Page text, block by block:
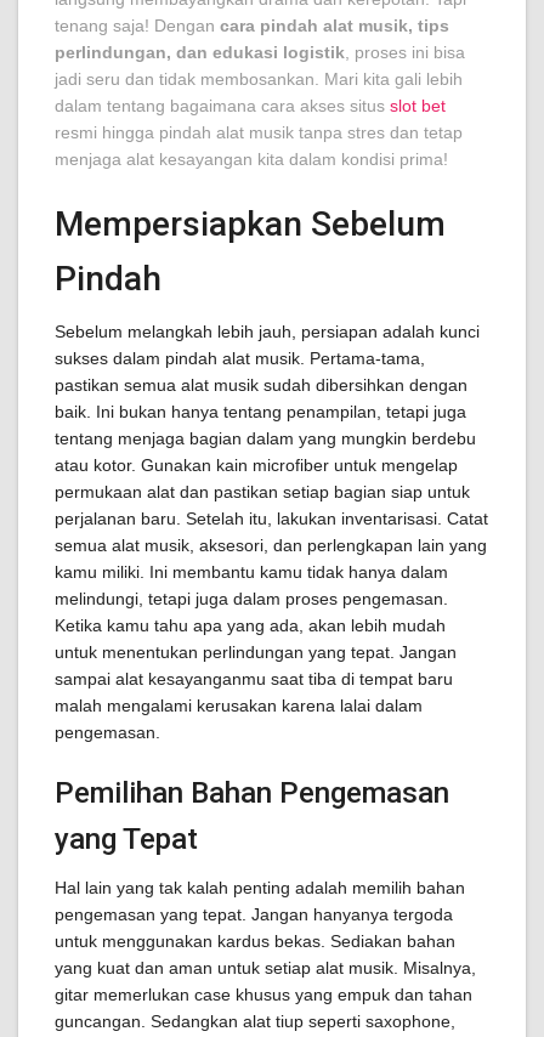
tenang saja! Dengan cara pindah alat musik, tips
perlindungan, dan edukasi logistik , proses ini bisa
jadi seru dan tidak membosankan. Mari kita gali lebih
dalam tentang bagaimana cara akses situs slot bet
resmi hingga pindah alat musik tanpa stres dan tetap
menjaga alat kesayangan kita dalam kondisi prima!
Mempersiapkan Sebelum
Pindah
Sebelum melangkah lebih jauh, persiapan adalah kunci
sukses dalam pindah alat musik. Pertama-tama,
pastikan semua alat musik sudah dibersihkan dengan
baik. Ini bukan hanya tentang penampilan, tetapi juga
tentang menjaga bagian dalam yang mungkin berdebu
atau kotor. Gunakan kain microfiber untuk mengelap
permukaan alat dan pastikan setiap bagian siap untuk
perjalanan baru. Setelah itu, lakukan inventarisasi. Catat
semua alat musik, aksesori, dan perlengkapan lain yang
kamu miliki. Ini membantu kamu tidak hanya dalam
melindungi, tetapi juga dalam proses pengemasan.
Ketika kamu tahu apa yang ada, akan lebih mudah
untuk menentukan perlindungan yang tepat. Jangan
sampai alat kesayanganmu saat tiba di tempat baru
malah mengalami kerusakan karena lalai dalam
pengemasan.
Pemilihan Bahan Pengemasan
yang Tepat
Hal lain yang tak kalah penting adalah memilih bahan
pengemasan yang tepat. Jangan hanyanya tergoda
untuk menggunakan kardus bekas. Sediakan bahan
yang kuat dan aman untuk setiap alat musik. Misalnya,
gitar memerlukan case khusus yang empuk dan tahan
guncangan. Sedangkan alat tiup seperti saxophone,